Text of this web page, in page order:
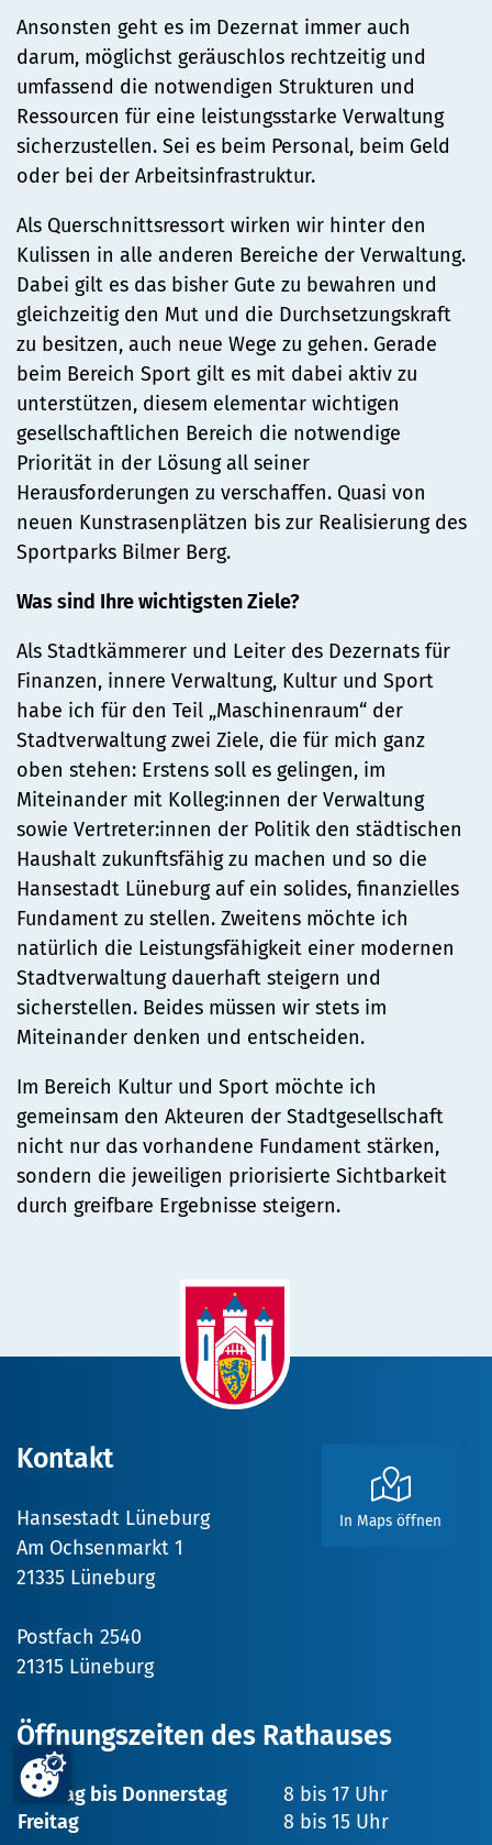
Ansonsten geht es im Dezernat immer auch
darum, möglichst geräuschlos rechtzeitig und
umfassend die notwendigen Strukturen und
Ressourcen für eine leistungsstarke Verwaltung
sicherzustellen. Sei es beim Personal, beim Geld
oder bei der Arbeitsinfrastruktur.
Als Querschnittsressort wirken wir hinter den
Kulissen in alle anderen Bereiche der Verwaltung.
Dabei gilt es das bisher Gute zu bewahren und
gleichzeitig den Mut und die Durchsetzungskraft
zu besitzen, auch neue Wege zu gehen. Gerade
beim Bereich Sport gilt es mit dabei aktiv zu
unterstützen, diesem elementar wichtigen
gesellschaftlichen Bereich die notwendige
Priorität in der Lösung all seiner
Herausforderungen zu verschaffen. Quasi von
neuen Kunstrasenplätzen bis zur Realisierung des
Sportparks Bilmer Berg.
Was sind Ihre wichtigsten Ziele?
Als Stadtkämmerer und Leiter des Dezernats für
Finanzen, innere Verwaltung, Kultur und Sport
habe ich für den Teil „Maschinenraum“ der
Stadtverwaltung zwei Ziele, die für mich ganz
oben stehen: Erstens soll es gelingen, im
Miteinander mit Kolleg:innen der Verwaltung
sowie Vertreter:innen der Politik den städtischen
Haushalt zukunftsfähig zu machen und so die
Hansestadt Lüneburg auf ein solides, finanzielles
Fundament zu stellen. Zweitens möchte ich
natürlich die Leistungsfähigkeit einer modernen
Stadtverwaltung dauerhaft steigern und
sicherstellen. Beides müssen wir stets im
Miteinander denken und entscheiden.
Im Bereich Kultur und Sport möchte ich
gemeinsam den Akteuren der Stadtgesellschaft
nicht nur das vorhandene Fundament stärken,
sondern die jeweiligen priorisierte Sichtbarkeit
durch greifbare Ergebnisse steigern.
In Maps öffnen
Kontakt
Hansestadt Lüneburg
Am Ochsenmarkt 1
21335 Lüneburg
Postfach 2540
21315 Lüneburg
Öffnungszeiten des Rathauses
Montag bis Donnerstag
8 bis 17 Uhr
Freitag
8 bis 15 Uhr